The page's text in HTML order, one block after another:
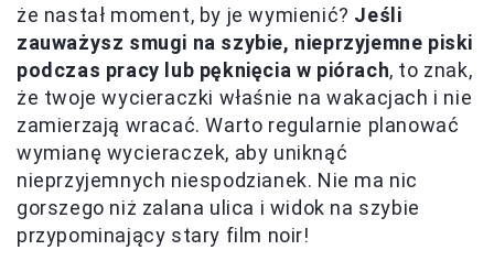
że nastał moment, by je wymienić? Jeśli
zauważysz smugi na szybie, nieprzyjemne piski
podczas pracy lub pęknięcia w piórach, to znak,
że twoje wycieraczki właśnie na wakacjach i nie
zamierzają wracać. Warto regularnie planować
wymianę wycieraczek, aby uniknąć
nieprzyjemnych niespodzianek. Nie ma nic
gorszego niż zalana ulica i widok na szybie
przypominający stary film noir!